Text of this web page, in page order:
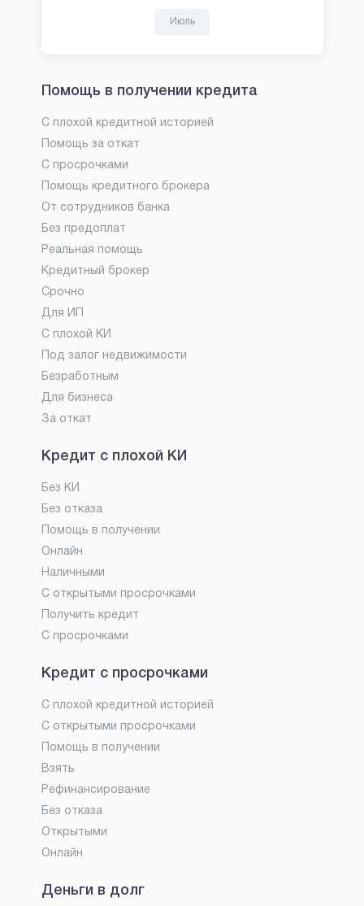
Июль
Помощь в получении кредита
С плохой кредитной историей
Помощь за откат
С просрочками
Помощь кредитного брокера
От сотрудников банка
Без предоплат
Реальная помощь
Кредитный брокер
Срочно
Для ИП
С плохой КИ
Под залог недвижимости
Безработным
Для бизнеса
За откат
Кредит с плохой КИ
Без КИ
Без отказа
Помощь в получении
Онлайн
Наличными
С открытыми просрочками
Получить кредит
С просрочками
Кредит с просрочками
С плохой кредитной историей
С открытыми просрочками
Помощь в получении
Взять
Рефинансирование
Без отказа
Открытыми
Онлайн
Деньги в долг